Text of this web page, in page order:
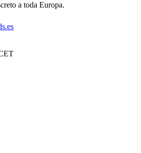
a toda Europa.